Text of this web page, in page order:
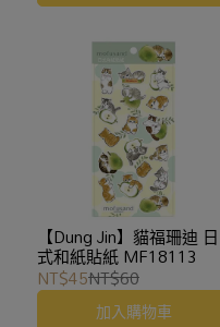
【Dung Jin】貓福珊迪 日
式和紙貼紙 MF18113
NT$45NT$60
加入購物車